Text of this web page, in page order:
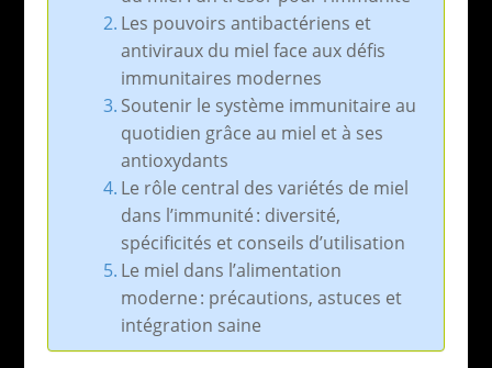
Les pouvoirs antibactériens et
antiviraux du miel face aux défis
immunitaires modernes
Soutenir le système immunitaire au
quotidien grâce au miel et à ses
antioxydants
Le rôle central des variétés de miel
dans l’immunité : diversité,
spécificités et conseils d’utilisation
Le miel dans l’alimentation
moderne : précautions, astuces et
intégration saine